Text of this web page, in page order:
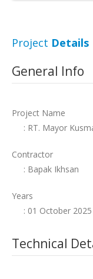
Project Details
General Info
Project Name
: RT. Mayor
Contractor
: Bapak Ikhsan
Years
: 01 October 2025
Technical